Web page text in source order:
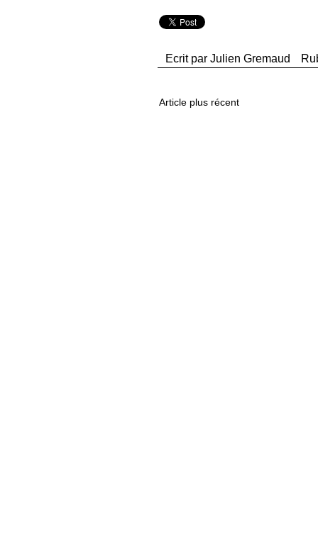
Ecrit parJulien Gremaud
Article plus récent